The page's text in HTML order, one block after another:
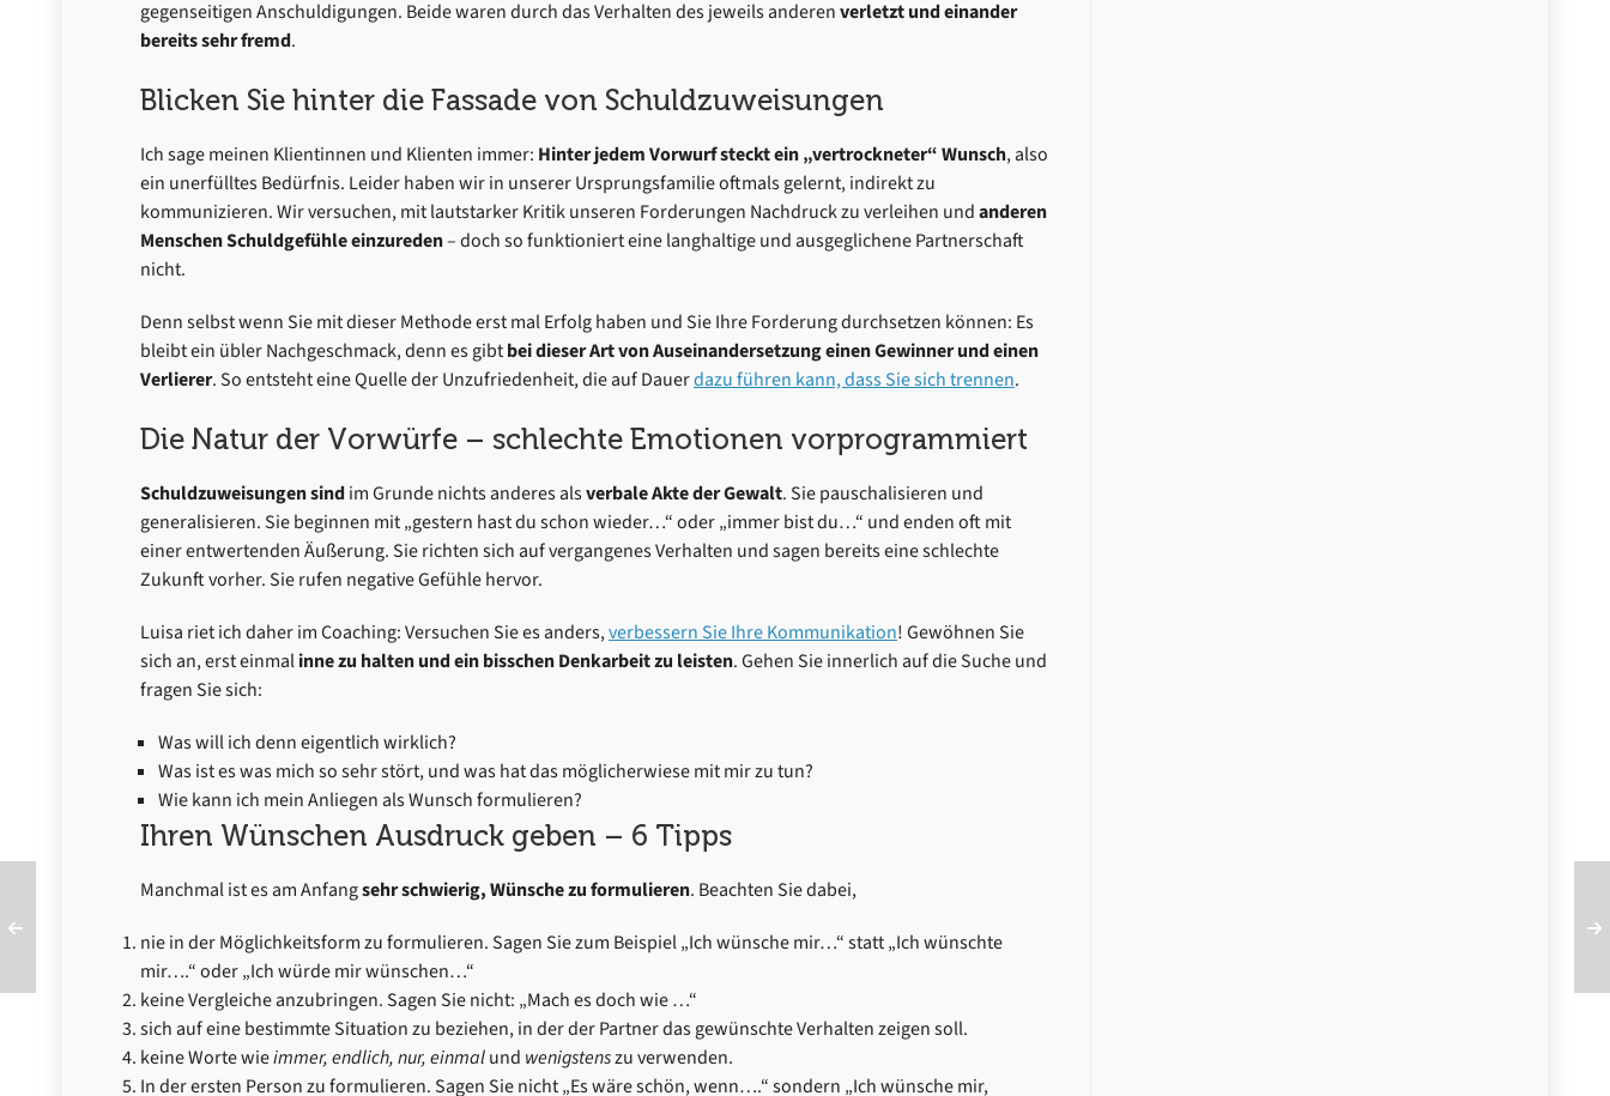
gegenseitigen Anschuldigungen. Beide waren durch das Verhalten des jeweils anderenverletzt und einander
bereits sehr fremd.
Blicken Sie hinter die Fassade von Schuldzuweisungen
Ich sage meinen Klientinnen und Klienten immer: Hinter jedem Vorwurf steckt ein „vertrockneter“ Wunsch, also
ein unerfülltes Bedürfnis. Leider haben wir in unserer Ursprungsfamilie oftmals gelernt, indirekt zu
kommunizieren. Wir versuchen, mit lautstarker Kritik unseren Forderungen Nachdruck zu verleihen undanderen
Menschen Schuldgefühle einzureden– doch so funktioniert eine langhaltige und ausgeglichene Partnerschaft
nicht.
Denn selbst wenn Sie mit dieser Methode erst mal Erfolg haben und Sie Ihre Forderung durchsetzen können: Es
bleibt ein übler Nachgeschmack, denn es gibtbei dieser Art von Auseinandersetzung einen Gewinner und einen
Verlierer. So entsteht eine Quelle der Unzufriedenheit, die auf Dauerdazu führen kann, dass Sie sich trennen.
Die Natur der Vorwürfe – schlechte Emotionen vorprogrammiert
Schuldzuweisungen sindim Grunde nichts anderes alsverbale Akte der Gewalt. Sie pauschalisieren und
generalisieren. Sie beginnen mit „gestern hast du schon wieder…“ oder „immer bist du…“ und enden oft mit
einer entwertenden Äußerung. Sie richten sich auf vergangenes Verhalten und sagen bereits eine schlechte
Zukunft vorher. Sie rufen negative Gefühle hervor.
Luisa riet ich daher im Coaching: Versuchen Sie es anders,verbessern Sie Ihre Kommunikation! Gewöhnen Sie
sich an, erst einmalinne zu halten und ein bisschen Denkarbeit zu leisten. Gehen Sie innerlich auf die Suche und
fragen Sie sich:
Was will ich denn eigentlich wirklich?
Was ist es was mich so sehr stört, und was hat das möglicherwiese mit mir zu tun?
Wie kann ich mein Anliegen als Wunsch formulieren?
Ihren Wünschen Ausdruck geben – 6 Tipps
Manchmal ist es am Anfangsehr schwierig, Wünsche zu formulieren. Beachten Sie dabei,
nie in der Möglichkeitsform zu formulieren. Sagen Sie zum Beispiel „Ich wünsche mir…“ statt „Ich wünschte
mir….“ oder „Ich würde mir wünschen…“
keine Vergleiche anzubringen. Sagen Sie nicht: „Mach es doch wie …“
sich auf eine bestimmte Situation zu beziehen, in der der Partner das gewünschte Verhalten zeigen soll.
keine Worte wieimmer, endlich, nur, einmalund wenigstenszu verwenden.
In der ersten Person zu formulieren. Sagen Sie nicht „Es wäre schön, wenn….“ sondern „Ich wünsche mir,